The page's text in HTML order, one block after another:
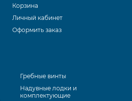
Корзина
Личный кабинет
Оформить заказ
Гребные винты
Надувные лодки и
комплектующие